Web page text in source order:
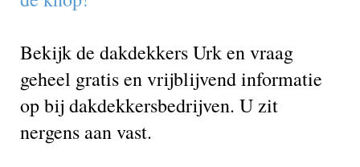
Bekijk de dakdekkers Urk en vraag
geheel gratis en vrijblijvend informatie
op bij dakdekkersbedrijven. U zit
nergens aan vast.